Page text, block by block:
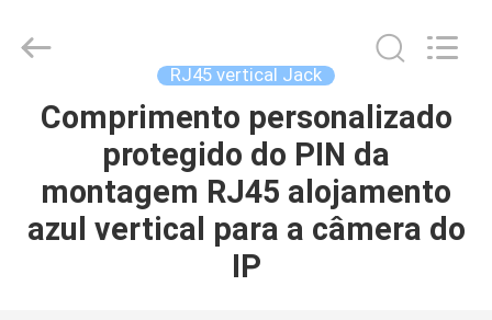
CASA
PRODUTOS
Rights
RJ45 vertical Jack
Comprimento personalizado
protegido do PIN da
montagem RJ45 alojamento
azul vertical para a câmera do
IP